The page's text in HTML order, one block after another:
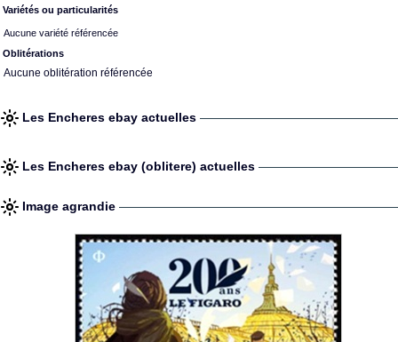
Variétés ou particularités
Aucune variété référencée
Oblitérations
Aucune oblitération référencée
Les Encheres ebay actuelles
Les Encheres ebay (oblitere) actuelles
Image agrandie